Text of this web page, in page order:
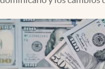
Lifestyle
USA